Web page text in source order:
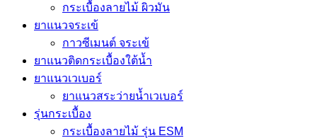
กระเบื้องลายไม้ ผิวมัน
ยาแนวจระเข้
กาวซีเมนต์ จระเข้
ยาแนวติดกระเบื้องใต้น้ำ
ยาแนวเวเบอร์
ยาแนวสระว่ายน้ำเวเบอร์
รุ่นกระเบื้อง
กระเบื้องลายไม้ รุ่น ESM